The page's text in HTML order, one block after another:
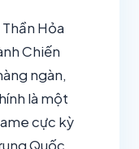
Hỏa
Chiến
ngàn,
là một
cực kỳ